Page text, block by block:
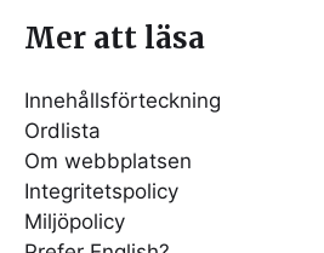
Mer att läsa
Innehållsförteckning
Ordlista
Om webbplatsen
Integritetspolicy
Miljöpolicy